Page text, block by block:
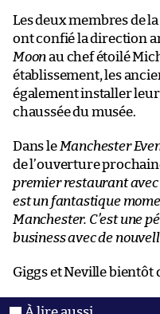
Les deux membres de
ont confié la direction
Moonau chef étoilé
établissement, les
également installer leur
chaussée du musée.
Dans le Manchester
de l’ouverture
premier restaurant avec
est un fantastique
Manchester. C’est une
business avec de
Giggs et Neville bientôt